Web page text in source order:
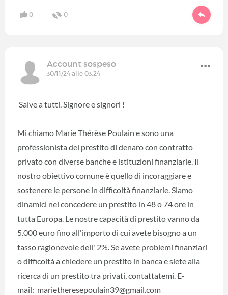
0 0
Account sospeso
30/11/24 alle 03:24
Salve a tutti, Signore e signori !
Mi chiamo Marie Thérèse Poulain e sono una
professionista del prestito di denaro con contratto
privato con diverse banche e istituzioni finanziarie. Il
nostro obiettivo comune è quello di incoraggiare e
sostenere le persone in difficoltà finanziarie. Siamo
dinamici nel concedere un prestito in 48 o 74 ore in
tutta Europa. Le nostre capacità di prestito vanno da
5.000 euro fino all'importo di cui avete bisogno a un
tasso ragionevole dell' 2%. Se avete problemi finanziari
o difficoltà a chiedere un prestito in banca e siete alla
ricerca di un prestito tra privati, contattatemi. E-
mail: marietheresepoulain39@gmail.com